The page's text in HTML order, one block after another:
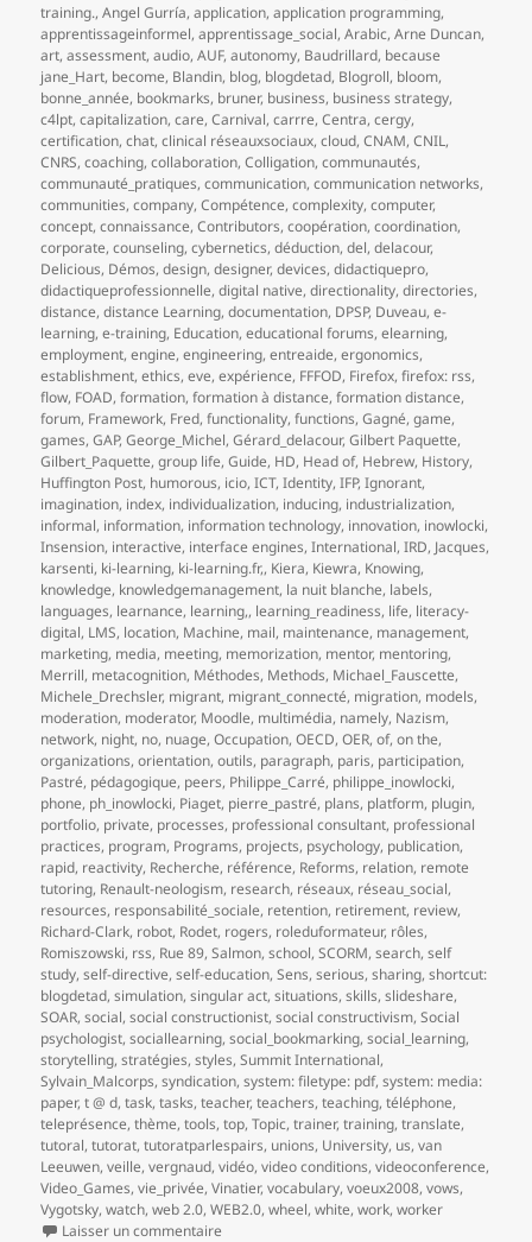
training.,Angel Gurría,application,application programming,
apprentissageinformel,apprentissage_social,Arabic,Arne Duncan,
art,assessment,audio,AUF,autonomy, Baudrillard, because
jane_Hart, become, Blandin, blog, blogdetad, Blogroll, bloom,
bonne_année, bookmarks, bruner, business, business strategy,
c4lpt,capitalization,care,Carnival,carrre,Centra,cergy,
certification,chat,clinical réseauxsociaux,cloud,CNAM,CNIL,
CNRS,coaching,collaboration,Colligation,communautés,
communauté_pratiques,communication,communication networks,
communities,company,Compétence,complexity,computer,
concept,connaissance,Contributors,coopération,coordination,
corporate,counseling,cybernetics,déduction,del,delacour,
Delicious, Démos,design,designer,devices,didactiquepro,
didactiqueprofessionnelle,digital native,directionality,directories,
distance,distance Learning,documentation, DPSP, Duveau,e-
learning,e-training, Education,educational forums,elearning,
employment,engine,engineering,entreaide,ergonomics,
establishment,ethics,eve,expérience, FFFOD, Firefox,firefox: rss,
flow, FOAD,formation,formation à distance,formation distance,
forum, Framework, Fred,functionality,functions,Gagné,game,
games,GAP,George_Michel,Gérard_delacour,Gilbert Paquette,
Gilbert_Paquette,group life,Guide, HD, Head of, Hebrew, History,
Huffington Post, humorous, icio,ICT,Identity,IFP,Ignorant,
imagination, index, individualization, inducing, industrialization,
informal, information, information technology, innovation, inowlocki,
Insension, interactive, interface engines,International,IRD, Jacques,
karsenti, ki-learning, ki-learning.fr,, Kiera, Kiewra, Knowing,
knowledge, knowledgemanagement, la nuit blanche, labels,
languages, learnance, learning,, learning_readiness, life, literacy-
digital, LMS, location, Machine, mail, maintenance, management,
marketing, media, meeting, memorization, mentor, mentoring,
Merrill, metacognition, Méthodes, Methods, Michael_Fauscette,
Michele_Drechsler, migrant, migrant_connecté, migration, models,
moderation, moderator, Moodle, multimédia, namely, Nazism,
network, night, no, nuage,Occupation,OECD,OER,of,on the,
organizations,orientation,outils, paragraph, paris, participation,
Pastré, pédagogique, peers, Philippe_Carré, philippe_inowlocki,
phone, ph_inowlocki, Piaget, pierre_pastré, plans, platform, plugin,
portfolio, private, processes, professional consultant, professional
practices, program, Programs, projects, psychology, publication,
rapid, reactivity, Recherche, référence, Reforms, relation, remote
tutoring, Renault-neologism, research, réseaux, réseau_social,
resources, responsabilité_sociale, retention, retirement, review,
Richard-Clark, robot, Rodet, rogers, roleduformateur, rôles,
Romiszowski, rss, Rue 89,Salmon,school,SCORM,search,self
study,self-directive,self-education,Sens,serious,sharing,shortcut:
blogdetad,simulation,singular act,situations,skills,slideshare,
SOAR,social,social constructionist,social constructivism,Social
psychologist,sociallearning,social_bookmarking,social_learning,
storytelling,stratégies,styles,Summit International,
Sylvain_Malcorps,syndication,system: filetype: pdf,system: media:
paper,t @ d,task,tasks,teacher,teachers,teaching,téléphone,
teleprésence,thème,tools,top,Topic,trainer,training,translate,
tutoral,tutorat,tutoratparlespairs, unions, University, us,van
Leeuwen,veille,vergnaud,vidéo,video conditions,videoconference,
Video_Games,vie_privée,Vinatier,vocabulary,voeux2008,vows,
Vygotsky,watch,web 2.0,WEB2.0,wheel,white,work,worker
Laisser un commentaire